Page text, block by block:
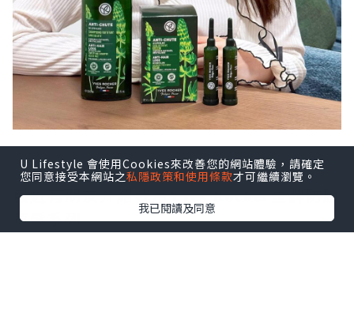
最近有朋友介紹我用𝐘𝐯𝐞𝐬 𝐑𝐨𝐜𝐡𝐞𝐫皇牌防脫
育髮系列
U Lifestyle 會使用Cookies來改善您的網站體驗，請確定
您同意接受本網站之私隱政策和使用條款才可繼續瀏覽。
我已閱讀及同意